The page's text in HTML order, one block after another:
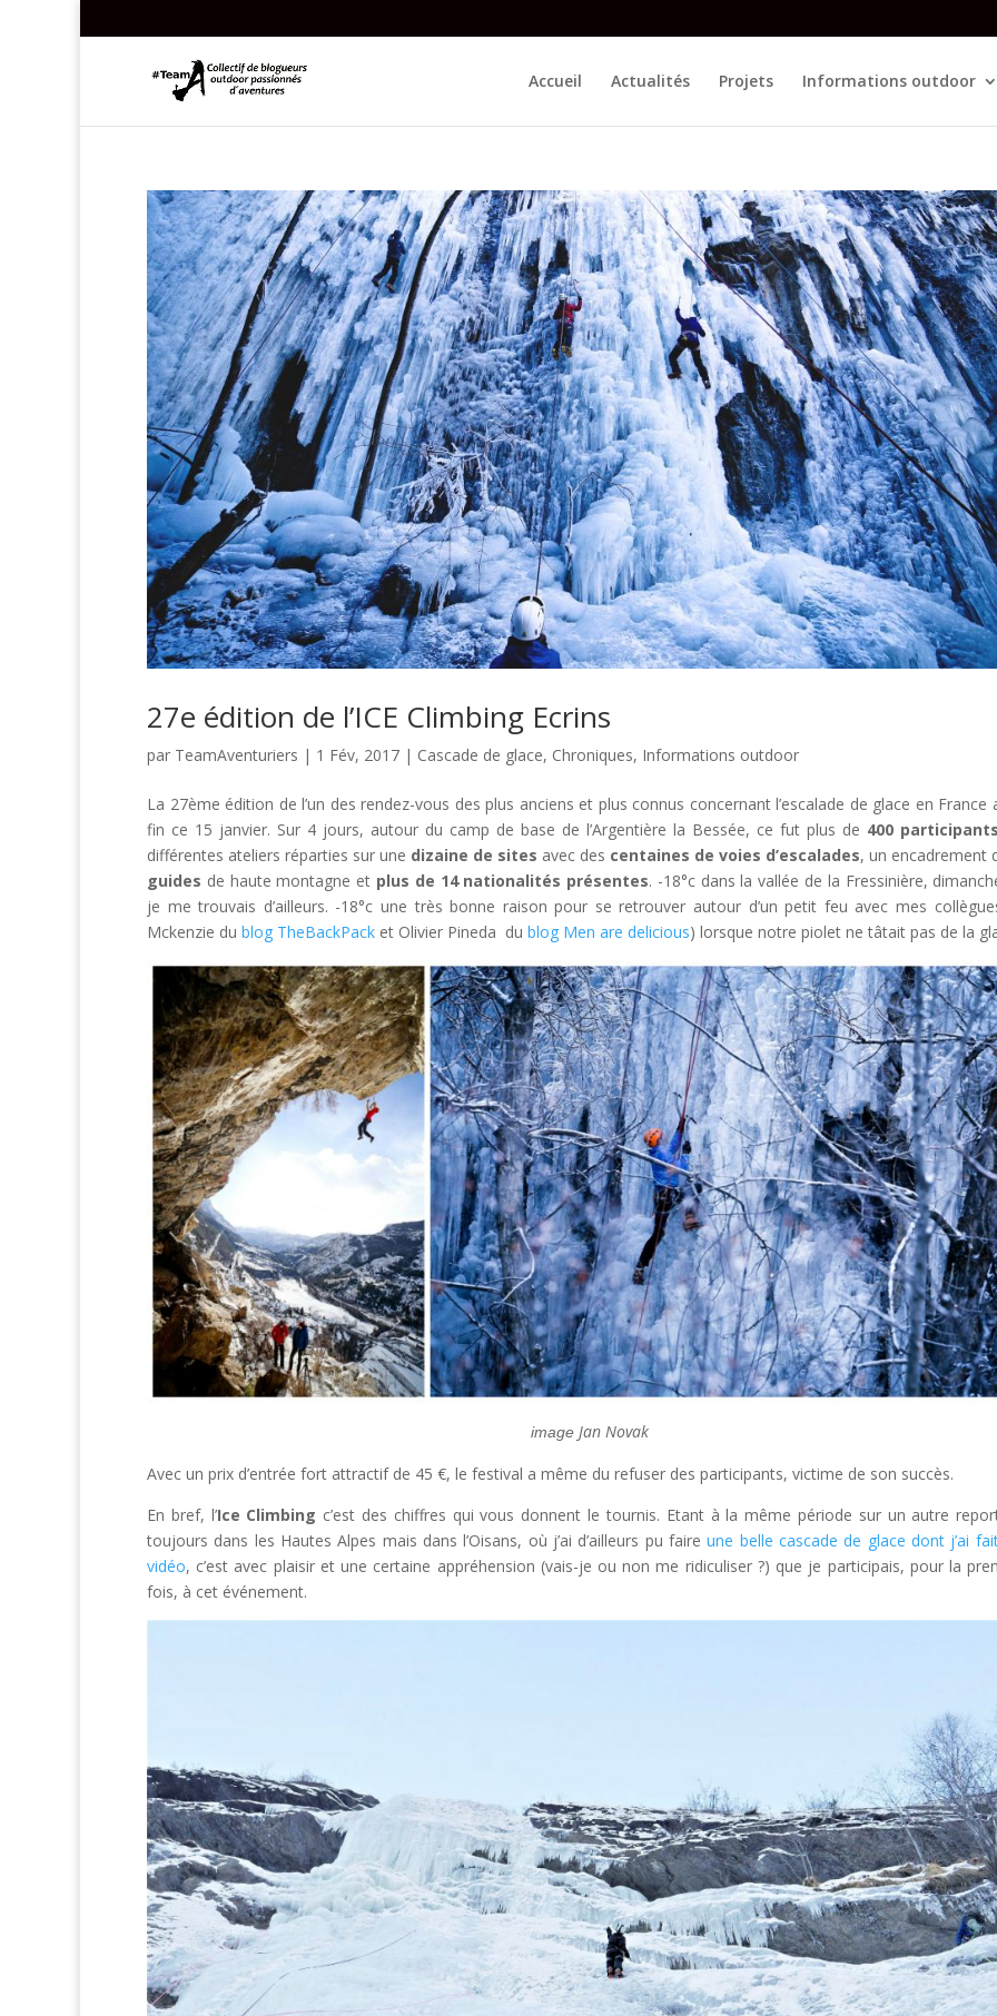
Accueil Actualités Projets Informations outdoor
27e édition de l’ICE Climbing Ecrins
par TeamAventuriers | 1 Fév, 2017 | Cascade de glace, Chroniques, Informations outdoor
La 27ème édition de l’un des rendez-vous des plus anciens et plus connus concernant l’escalade de glace en France
fin ce 15 janvier. Sur 4 jours, autour du camp de base de l’Argentière la Bessée, ce fut plus de 400 participants
différentes ateliers réparties sur une dizaine de sites avec des centaines de voies d’escalades, un encadrement
guides de haute montagne et plus de 14 nationalités présentes. -18°c dans la vallée de la Fressinière,
je me trouvais d’ailleurs. -18°c une très bonne raison pour se retrouver autour d’un petit feu avec mes
Mckenzie du blog TheBackPack et Olivier Pineda du blog Men are delicious) lorsque notre piolet ne tâtait pas de la
image Jan Novak
Avec un prix d’entrée fort attractif de 45 €, le festival a même du refuser des participants, victime de son succès.
En bref, l’Ice Climbing c’est des chiffres qui vous donnent le tournis. Etant à la même période sur un autre
toujours dans les Hautes Alpes mais dans l’Oisans, où j’ai d’ailleurs pu faireune belle cascade de glace dont j’ai
vidéo, c’est avec plaisir et une certaine appréhension (vais-je ou non me ridiculiser ?) que je participais, pour la
fois, à cet événement.